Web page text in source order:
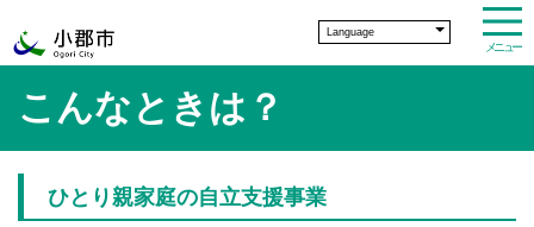
Language
メニュー
こんなときは？
ひとり親家庭の自立支援事業